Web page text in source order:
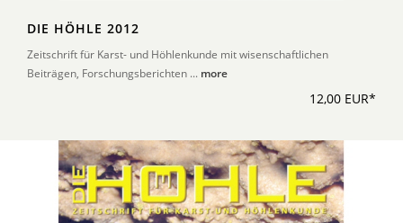
DIE HÖHLE 2012
Zeitschrift für Karst- und Höhlenkunde mit wisenschaftlichen
Beiträgen, Forschungsberichten ... more
12,00 EUR*